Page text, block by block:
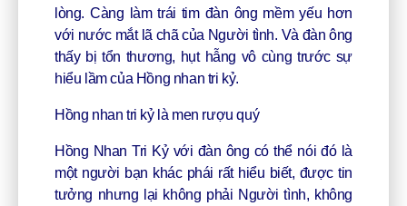
lòng. Càng làm trái tim đàn ông mềm yếu hơn
với nước mắt lã chã của Người tình. Và đàn ông
thấy bị tổn thương, hụt hẫng vô cùng trước sự
hiểu lầm của Hồng nhan tri kỷ.
Hồng nhan tri kỷ là men rượu quý
Hồng Nhan Tri Kỷ với đàn ông có thể nói đó là
một người bạn khác phái rất hiểu biết, được tin
tưởng nhưng lại không phải Người tình, không